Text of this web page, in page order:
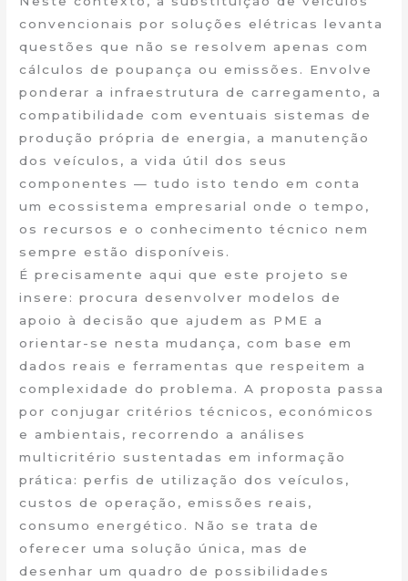
convencionais por soluções elétricas levanta
questões que não se resolvem apenas com
cálculos de poupança ou emissões. Envolve
ponderar a infraestrutura de carregamento, a
compatibilidade com eventuais sistemas de
produção própria de energia, a manutenção
dos veículos, a vida útil dos seus
componentes — tudo isto tendo em conta
um ecossistema empresarial onde o tempo,
os recursos e o conhecimento técnico nem
sempre estão disponíveis.
É precisamente aqui que este projeto se
insere: procura desenvolver modelos de
apoio à decisão que ajudem as PME a
orientar-se nesta mudança, com base em
dados reais e ferramentas que respeitem a
complexidade do problema. A proposta passa
por conjugar critérios técnicos, económicos
e ambientais, recorrendo a análises
multicritério sustentadas em informação
prática: perfis de utilização dos veículos,
custos de operação, emissões reais,
consumo energético. Não se trata de
oferecer uma solução única, mas de
desenhar um quadro de possibilidades